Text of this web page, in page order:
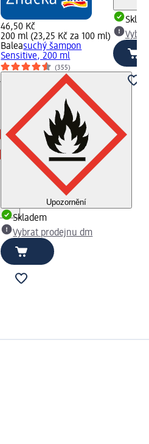
46,50 Kč
200 ml (23,25 Kč za 100 ml)
Baleasuchý šampon
Sensitive, 200 ml
(355)
Upozornění
Skladem
Vybrat prodejnu dm